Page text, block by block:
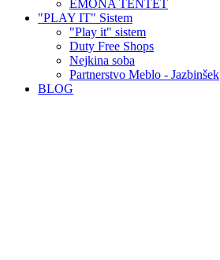
EMONA TENTET
"PLAY IT" Sistem
"Play it" sistem
Duty Free Shops
Nejkina soba
Partnerstvo Meblo - Jazbinšek
BLOG